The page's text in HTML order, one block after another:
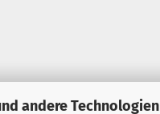
andere Technologien